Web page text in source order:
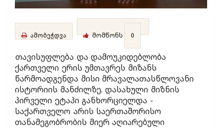
ამობეჭდვა მომწონს 0
თავისუფლება და დამოუკიდებლობა
ქართველი ერის უმთავრეს მიზანს
წარმოადგენდა მისი მრავალათასწლოვანი
ისტორიის მანძილზე. დასახული მიზნის
პირველი ეტაპი განხორციელდა -
საქართველო არის საერთაშორისო
თანამეგობრობის მიერ აღიარებული